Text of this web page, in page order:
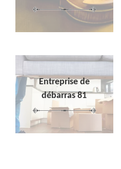
Entreprise de
débarras 81